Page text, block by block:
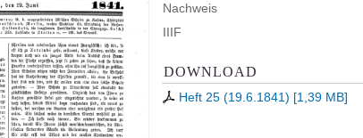
Nachweis
IIIF
DOWNLOAD
Heft 25 (19.6.1841) [1,39 MB]